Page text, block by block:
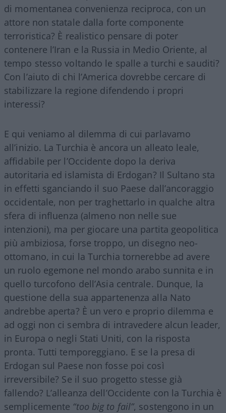
di momentanea convenienza reciproca, con un
attore non statale dalla forte componente
terroristica? È realistico pensare di poter
contenere l’Iran e la Russia in Medio Oriente, al
tempo stesso voltando le spalle a turchi e sauditi?
Con l’aiuto di chi l’America dovrebbe cercare di
stabilizzare la regione difendendo i propri
interessi?
E qui veniamo al dilemma di cui parlavamo
all’inizio. La Turchia è ancora un alleato leale,
affidabile per l’Occidente dopo la deriva
autoritaria ed islamista di Erdogan? Il Sultano sta
in effetti sganciando il suo Paese dall’ancoraggio
occidentale, non per traghettarlo in qualche altra
sfera di influenza (almeno non nelle sue
intenzioni), ma per giocare una partita geopolitica
più ambiziosa, forse troppo, un disegno neo-
ottomano, in cui la Turchia tornerebbe ad avere
un ruolo egemone nel mondo arabo sunnita e in
quello turcofono dell’Asia centrale. Dunque, la
questione della sua appartenenza alla Nato
andrebbe aperta? È un vero e proprio dilemma e
ad oggi non ci sembra di intravedere alcun leader,
in Europa o negli Stati Uniti, con la risposta
pronta. Tutti temporeggiano. E se la presa di
Erdogan sul Paese non fosse poi così
irreversibile? Se il suo progetto stesse già
fallendo? L’alleanza dell’Occidente con la Turchia è
semplicemente “too big to fail”, sostengono in un